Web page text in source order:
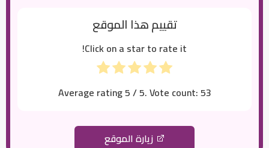
تقييم هذا الموقع
Click on a star to rate it!
Average rating5/ 5. Vote count:53
زيارة الموقع